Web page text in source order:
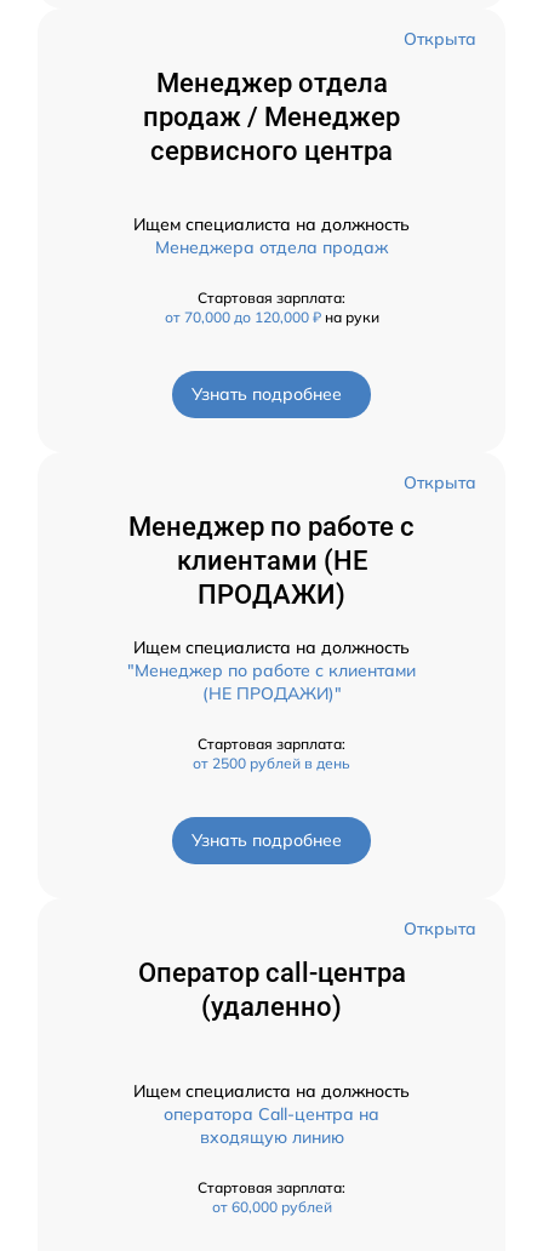
Открыта
Менеджер отдела
продаж / Менеджер
сервисного центра
Ищем специалиста на должность
Менеджера отдела продаж
Стартовая зарплата:
от 70,000 до 120,000 ₽ на руки
Узнать подробнее
Открыта
Менеджер по работе с
клиентами (НЕ
ПРОДАЖИ)
Ищем специалиста на должность
"Менеджер по работе с клиентами
(НЕ ПРОДАЖИ)"
Стартовая зарплата:
от 2500 рублей в день
Узнать подробнее
Открыта
Оператор call-центра
(удаленно)
Ищем специалиста на должность
оператора Call-центра на
входящую линию
Стартовая зарплата:
от 60,000 рублей